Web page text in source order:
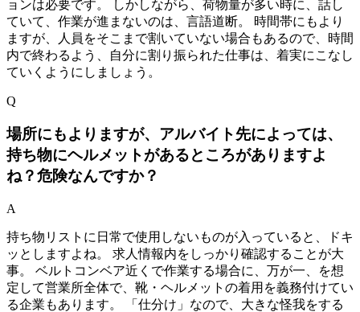
ョンは必要です。 しかしながら、荷物量が多い時に、話し
ていて、作業が進まないのは、言語道断。 時間帯にもより
ますが、人員をそこまで割いていない場合もあるので、時間
内で終わるよう、自分に割り振られた仕事は、着実にこなし
ていくようにしましょう。
Q
場所にもよりますが、アルバイト先によっては、
持ち物にヘルメットがあるところがありますよ
ね？危険なんですか？
A
持ち物リストに日常で使用しないものが入っていると、ドキ
ッとしますよね。 求人情報内をしっかり確認することが大
事。 ベルトコンベア近くで作業する場合に、万が一、を想
定して営業所全体で、靴・ヘルメットの着用を義務付けてい
る企業もあります。 「仕分け」なので、大きな怪我をする